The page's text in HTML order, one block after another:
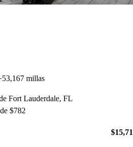
53,167 millas
Fort Lauderdale, FL
$782